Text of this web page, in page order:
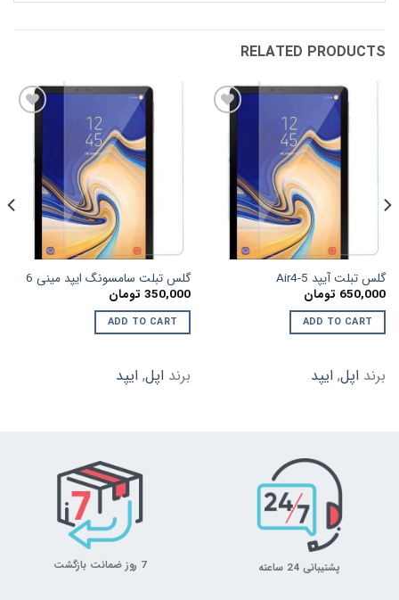
RELATED PRODUCTS
مندی
گلس تبلت آیپد Air4-5
650,000 تومان
ADD TO CART
برند اپل, ایپد
مندی
گلس تبلت سامسونگ ایپد مینی 6
350,000 تومان
ADD TO CART
برند اپل, ایپد
پشتیبانی 24 ساعته 7 روز ضمانت بازگشت